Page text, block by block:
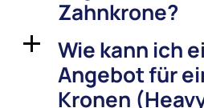
Zahnkrone?
a
Wie kann ich
Angebot für
Kronen